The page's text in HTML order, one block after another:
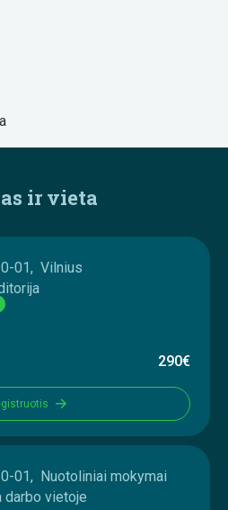
ir vieta
01, Vilnius
290€
01, Nuotoliniai mokymai
darbo vietoje